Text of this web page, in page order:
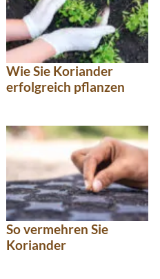
Wie Sie Koriander
erfolgreich pflanzen
So vermehren Sie
Koriander